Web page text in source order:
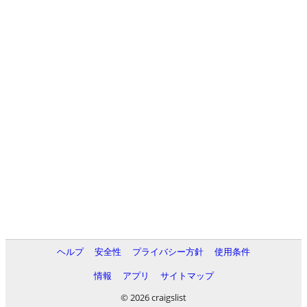
ヘルプ 安全性 プライバシー方針
使用条件
情報
アプリ
サイトマップ
© 2026 craigslist